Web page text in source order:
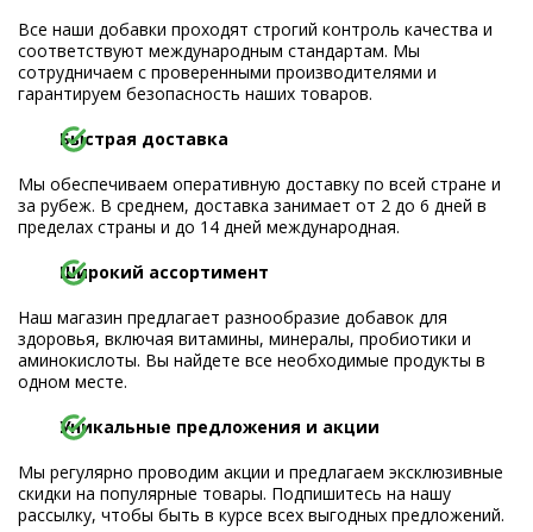
Все наши добавки проходят строгий контроль качества и
соответствуют международным стандартам. Мы
сотрудничаем с проверенными производителями и
гарантируем безопасность наших товаров.
Быстрая доставка
Мы обеспечиваем оперативную доставку по всей стране и
за рубеж. В среднем, доставка занимает от 2 до 6 дней в
пределах страны и до 14 дней международная.
Широкий ассортимент
Наш магазин предлагает разнообразие добавок для
здоровья, включая витамины, минералы, пробиотики и
аминокислоты. Вы найдете все необходимые продукты в
одном месте.
Уникальные предложения и акции
Мы регулярно проводим акции и предлагаем эксклюзивные
скидки на популярные товары. Подпишитесь на нашу
рассылку, чтобы быть в курсе всех выгодных предложений.